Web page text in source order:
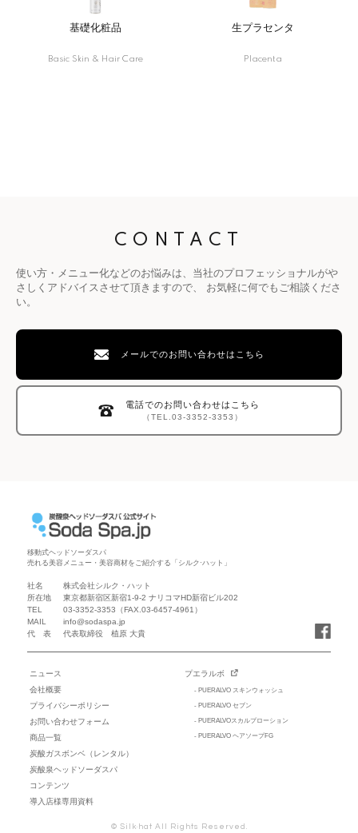
基礎化粧品
Basic Skin & Hair Care
生プラセンタ
Placenta
CONTACT
使い方・メニュー化などのお悩みは、当社のプロフェッショナルがや
さしくアドバイスさせて頂きますので、
お気軽に何でもご相談くださ
い。
メールでのお問い合わせはこちら
電話でのお問い合わせはこちら
（TEL.03-3352-3353）
移動式ヘッドソーダスパ
売れる美容メニュー・美容商材をご紹介する「シルク·ハット」
社名
株式会社シルク・ハット
所在地
東京都新宿区新宿1-9-2 ナリコマHD新宿ビル202
TEL
03-3352-3353 （FAX.03-6457-4961）
MAIL
info@sodaspa.jp
代 表
代表取締役 植原 大貴
ニュース
会社概要
プライバシーポリシー
お問い合わせフォーム
商品一覧
炭酸ガスボンベ（レンタル）
炭酸泉ヘッドソーダスパ
コンテンツ
導入店様専用資料
プエラルボ
- PUERALVO スキンウォッシュ
- PUERALVO セブン
- PUERALVOスカルプローション
- PUERALVO ヘアソープFG
© Silk·hat All Rights Reserved.